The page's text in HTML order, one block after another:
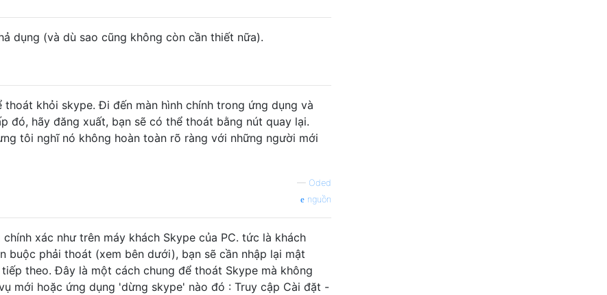
dụng (và dù sao cũng không còn cần thiết nữa).
khỏi skype. Đi đến màn hình chính trong ứng dụng và
đó, hãy đăng xuất, bạn sẽ có thể thoát bằng nút quay lại.
tôi nghĩ nó không hoàn toàn rõ ràng với những người mới
— Oded
nguồn
xác như trên máy khách Skype của PC. tức là khách
buộc phải thoát (xem bên dưới), bạn sẽ cần nhập lại mật
theo. Đây là một cách chung để thoát Skype mà không
mới hoặc ứng dụng 'dừng skype' nào đó : Truy cập Cài đặt -